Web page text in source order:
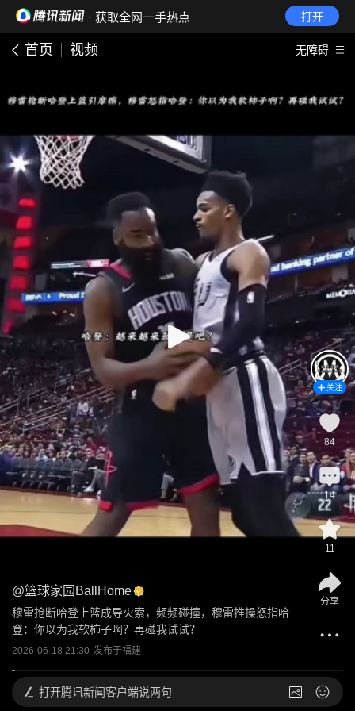
· 获取全网一手热点 打开
首页 视频 无障碍
@篮球家园BallHome
穆雷抢断哈登上篮成导火索，频频碰撞，穆雷推搡怒指哈
登：你以为我软柿子啊？再碰我试试？
2026-06-18 21:30 发布于福建
关注
84
14
11
分享
打开腾讯新闻客户端说两句